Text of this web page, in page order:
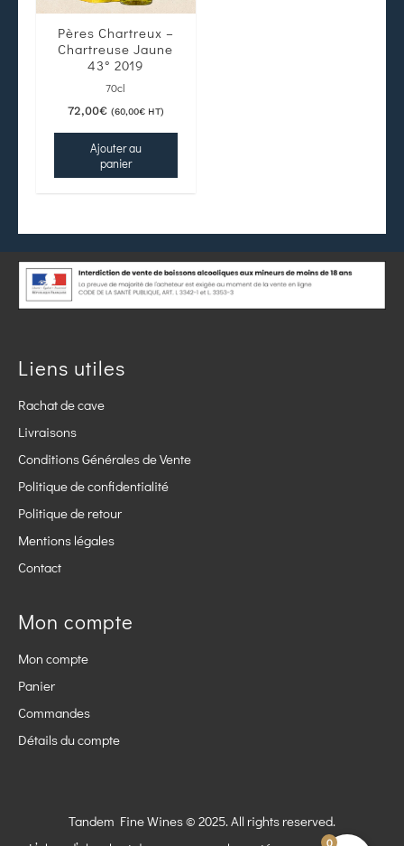
Pères Chartreux –
Chartreuse Jaune
43° 2019
70cl
72,00€ (60,00€HT)
Ajouter au
panier
Liens utiles
Rachat de cave
Livraisons
Conditions Générales de Vente
Politique de confidentialité
Politique de retour
Mentions légales
Contact
Mon compte
Mon compte
Panier
Commandes
Détails du compte
Tandem Fine Wines © 2025. All rights reserved.
0